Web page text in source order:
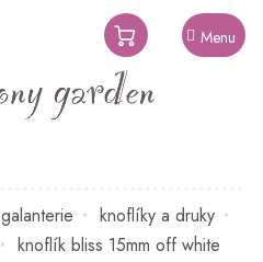
NÁKUPNÍ
KOŠÍK
galanterie
knoflíky a druky
knoflík bliss 15mm off white